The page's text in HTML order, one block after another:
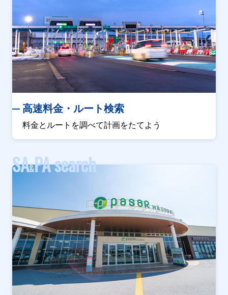
高速料金・ルート検索
料金とルートを調べて計画をたてよう
SA&PA search